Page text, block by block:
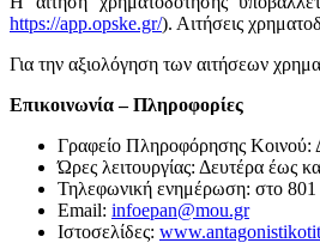
https://app.opske.gr/). Αιτήσεις
Για την αξιολόγηση των αιτήσεων
Επικοινωνία – Πληροφορίες
Γραφείο Πληροφόρησης Κοινού:
Ώρες λειτουργίας: Δευτέρα έως
Τηλεφωνική ενημέρωση: στο
Εmail: infoepan@mou.gr
Ιστοσελίδες: